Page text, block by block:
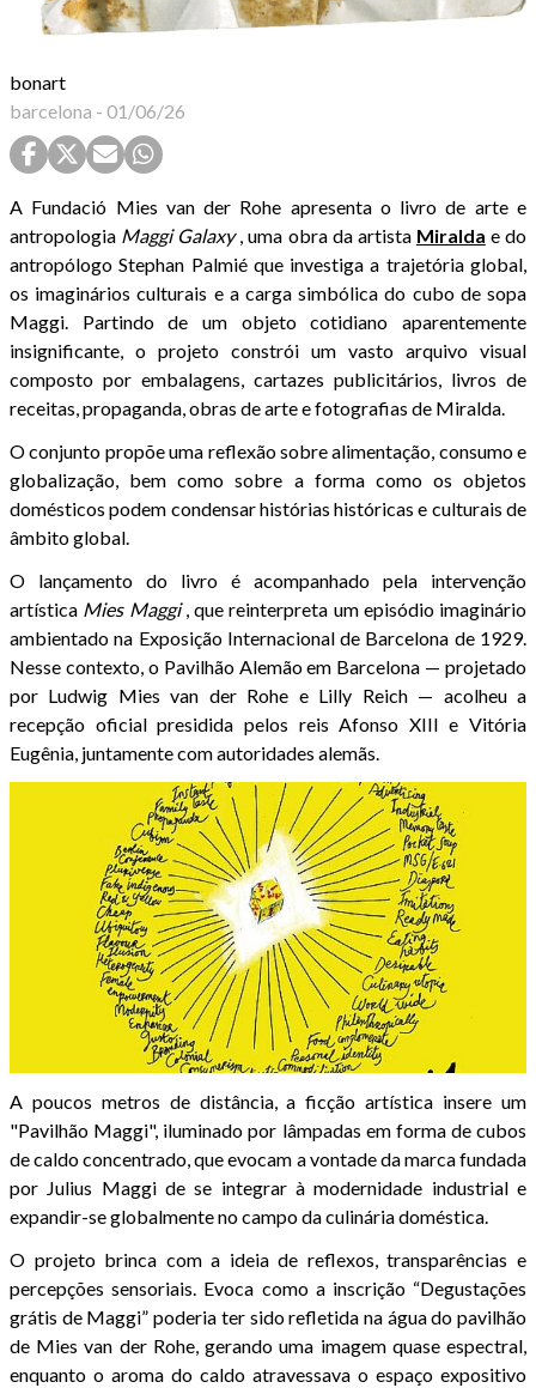
bonart
barcelona - 01/06/26
A Fundació Mies van der Rohe apresenta o livro de arte e
antropologia Maggi Galaxy, uma obra da artista Miralda e do
antropólogo Stephan Palmié que investiga a trajetória global,
os imaginários culturais e a carga simbólica do cubo de sopa
Maggi. Partindo de um objeto cotidiano aparentemente
insignificante, o projeto constrói um vasto arquivo visual
composto por embalagens, cartazes publicitários, livros de
receitas, propaganda, obras de arte e fotografias de Miralda.
O conjunto propõe uma reflexão sobre alimentação, consumo e
globalização, bem como sobre a forma como os objetos
domésticos podem condensar histórias históricas e culturais de
âmbito global.
O lançamento do livro é acompanhado pela intervenção
artística Mies Maggi, que reinterpreta um episódio imaginário
ambientado na Exposição Internacional de Barcelona de 1929.
Nesse contexto, o Pavilhão Alemão em Barcelona — projetado
por Ludwig Mies van der Rohe e Lilly Reich — acolheu a
recepção oficial presidida pelos reis Afonso XIII e Vitória
Eugênia, juntamente com autoridades alemãs.
A poucos metros de distância, a ficção artística insere um
"Pavilhão Maggi", iluminado por lâmpadas em forma de cubos
de caldo concentrado, que evocam a vontade da marca fundada
por Julius Maggi de se integrar à modernidade industrial e
expandir-se globalmente no campo da culinária doméstica.
O projeto brinca com a ideia de reflexos, transparências e
percepções sensoriais. Evoca como a inscrição “Degustações
grátis de Maggi” poderia ter sido refletida na água do pavilhão
de Mies van der Rohe, gerando uma imagem quase espectral,
enquanto o aroma do caldo atravessava o espaço expositivo